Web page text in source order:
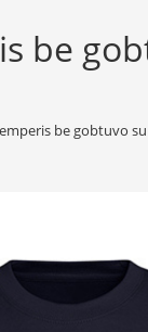
be
be gobtuvo